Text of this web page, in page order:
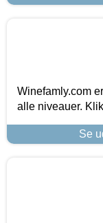
Winefamly.com
alle niveauer.
Se